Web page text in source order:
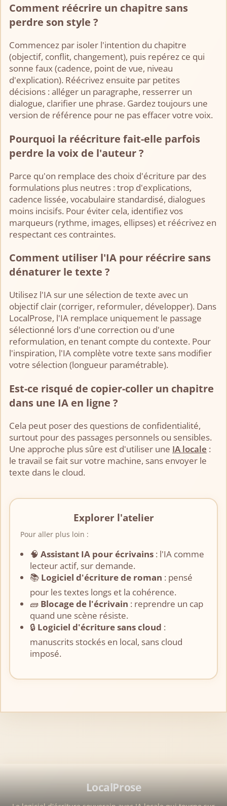
Comment réécrire un chapitre sans
perdre son style ?
Commencez par isoler l'intention du chapitre
(objectif, conflit, changement), puis repérez ce qui
sonne faux (cadence, point de vue, niveau
d'explication). Réécrivez ensuite par petites
décisions : alléger un paragraphe, resserrer un
dialogue, clarifier une phrase. Gardez toujours une
version de référence pour ne pas effacer votre voix.
Pourquoi la réécriture fait-elle parfois
perdre la voix de l'auteur ?
Parce qu'on remplace des choix d'écriture par des
formulations plus neutres : trop d'explications,
cadence lissée, vocabulaire standardisé, dialogues
moins incisifs. Pour éviter cela, identifiez vos
marqueurs (rythme, images, ellipses) et réécrivez en
respectant ces contraintes.
Comment utiliser l'IA pour réécrire sans
dénaturer le texte ?
Utilisez l'IA sur une sélection de texte avec un
objectif clair (corriger, reformuler, développer). Dans
LocalProse, l'IA remplace uniquement le passage
sélectionné lors d'une correction ou d'une
reformulation, en tenant compte du contexte. Pour
l'inspiration, l'IA complète votre texte sans modifier
votre sélection (longueur paramétrable).
Est-ce risqué de copier-coller un chapitre
dans une IA en ligne ?
Cela peut poser des questions de confidentialité,
surtout pour des passages personnels ou sensibles.
Une approche plus sûre est d'utiliser une IA locale :
le travail se fait sur votre machine, sans envoyer le
texte dans le cloud.
Explorer l'atelier
Pour aller plus loin :
🧠 Assistant IA pour écrivains : l'IA comme
lecteur actif, sur demande.
📚 Logiciel d'écriture de roman : pensé
pour les textes longs et la cohérence.
🧱 Blocage de l'écrivain : reprendre un cap
quand une scène résiste.
🔒 Logiciel d'écriture sans cloud :
manuscrits stockés en local, sans cloud
imposé.
LocalProse